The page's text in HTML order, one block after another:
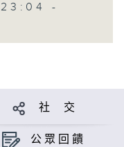
23:04 -
社 交
公眾回饋